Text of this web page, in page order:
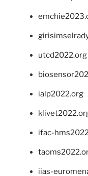
utcd2022.org
ialp2022.org
ifac-
iias-